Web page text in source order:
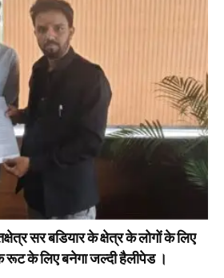
सर बडियार के क्षेत्र के लोगों के लिए
के लिए बनेगा जल्दी हैलीपेड ।